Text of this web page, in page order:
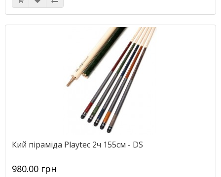
Кий піраміда Playtec 2ч 155см - DS
980.00 грн